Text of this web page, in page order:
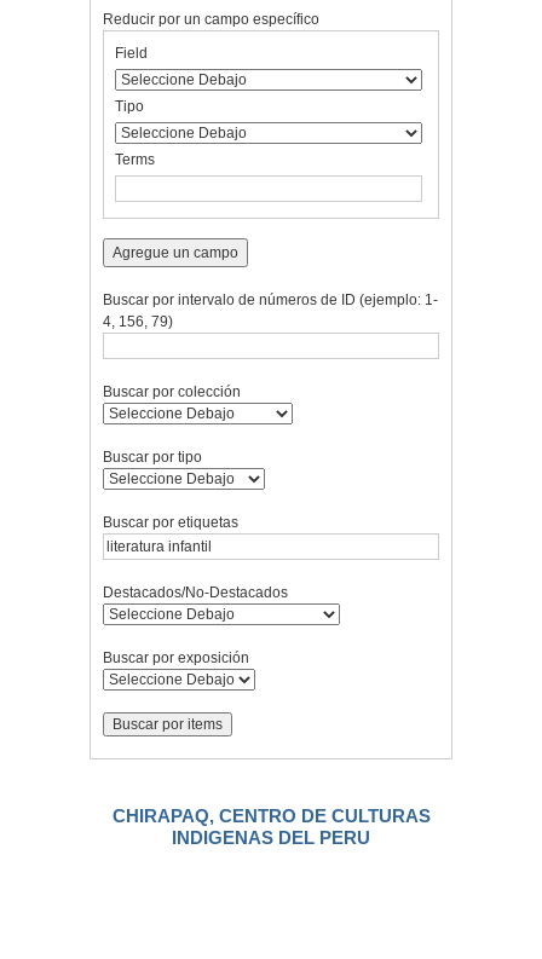
rows
"Reducir
por
específico":
1
Reducir por un campo específico
de
búsqueda
de
búsqueda
de
búsqueda
de
Búsqueda
Field
Tipo
Terms
Agregue un campo
Buscar por intervalo de números de ID (ejemplo: 1-
4, 156, 79)
Buscar por colección
Buscar por tipo
Buscar por etiquetas
Destacados/No-Destacados
Buscar por exposición
CHIRAPAQ, CENTRO DE CULTURAS
INDIGENAS DEL PERU